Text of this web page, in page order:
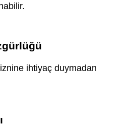
ihtiyaç duymadan